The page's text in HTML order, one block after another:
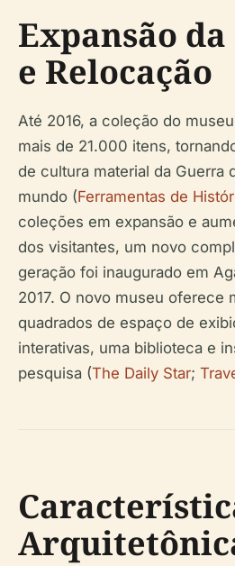
Expansão da
e Relocação
Até 2016, a coleção do
mais de 21.000 itens,
de cultura material da Guerra
mundo (Ferramentas de
coleções em expansão e
dos visitantes, um novo
geração foi inaugurado em
2017. O novo museu oferece
quadrados de espaço de
interativas, uma biblioteca e
pesquisa (The Daily Star;